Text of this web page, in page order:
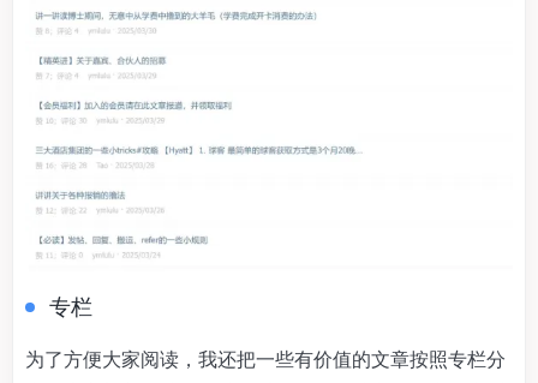
专栏
为了方便大家阅读，我还把一些有价值的文章按照专栏分